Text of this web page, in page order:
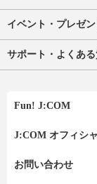
イベント・プレゼン
サポート・よくある
Fun! J:COM
J:COM オフィシ
お問い合わせ